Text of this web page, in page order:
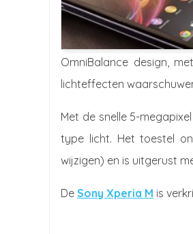
OmniBalance design,
lichteffecten
Met de snelle 5-
type licht. Het toestel
wijzigen) en is uitgerust
De Sony Xperia M is